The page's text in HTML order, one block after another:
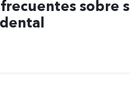
frecuentes sobre
dental